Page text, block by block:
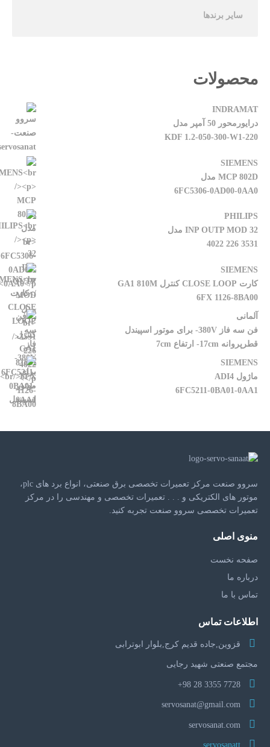
سایر برندها
محصولات
INDRAMAT
درایورمحور 50 آمپر مدل
KDF 1.2-050-300-W1-220
SIEMENS
MCP 802D مدل
6FC5306-0AD00-0AA0
PHILIPS
32 INP OUTP MOD مدل
3531 226 4022
SIEMENS
کارت CLOSE LOOP کنترل GA1 810M
6FX 1126-8BA00
آلمانی
فن سه فاز 380V- برای موتور اسپیندل
قطرپروانه 17cm- ارتفاع 7cm
SIEMENS
ماژول ADI4
6FC5211-0BA01-0AA1
سروو صنعت مرکز تعمیرات تخصصی برق صنعتی، انواع برد های plc،
موتور های الکتریکی و . . . تعمیرات تخصصی و مهندسی را در مرکز
تعمیرات تخصصی سروو صنعت تجربه کنید.
منوی اصلی
صفحه نخست
درباره ما
تماس با ما
اطلاعات تماس
قزوین,جاده قدیم کرج,بلوار ابوترابی
مجتمع صنعتی شهید رجایی